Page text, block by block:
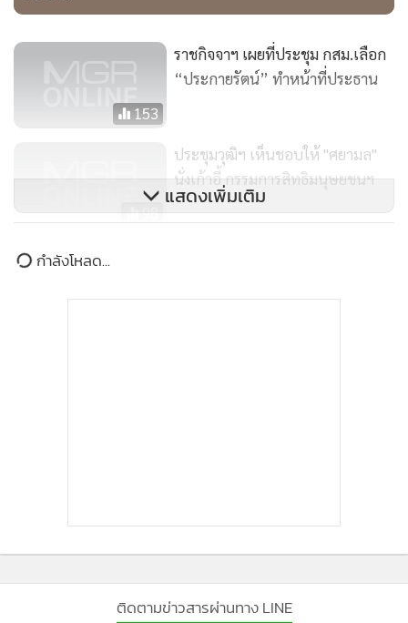
153
ราชกิจจาฯ เผยที่ประชุม กสม.เลือก
“ประกายรัตน์” ทำหน้าที่ประธาน
98
ประชุมวุฒิฯ เห็นชอบให้ "ศยามล"
นั่งเก้าอี้ กรรมการสิทธิมนุษยชนฯ
สร้างความขัดแย้ง เกลียดชัง แนะรัฐ
แสดงเพิ่มเติม
กำลังโหลด...
ติดตามข่าวสารผ่านทาง LINE